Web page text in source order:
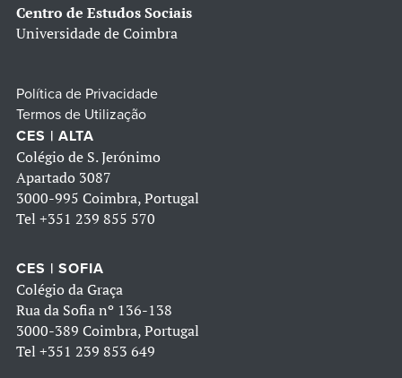
Centro de Estudos Sociais
Universidade de Coimbra
Política de Privacidade
Termos de Utilização
CES | ALTA
Colégio de S. Jerónimo
Apartado 3087
3000-995 Coimbra, Portugal
Tel +351 239 855 570
CES | SOFIA
Colégio da Graça
Rua da Sofia nº 136-138
3000-389 Coimbra, Portugal
Tel +351 239 853 649